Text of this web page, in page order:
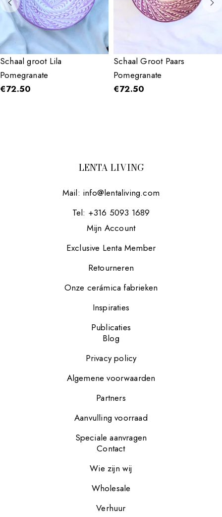
Schaal groot Lila
Pomegranate
€72.50
Schaal Groot Paars
Pomegranate
€72.50
LENTA LIVING
Mail: info@lentaliving.com
Tel: +316 5093 1689
Mijn Account
Exclusive Lenta Member
Retourneren
Onze cerámica fabrieken
Inspiraties
Publicaties
Blog
Privacy policy
Algemene voorwaarden
Partners
Aanvulling voorraad
Speciale aanvragen
Contact
Wie zijn wij
Wholesale
Verhuur